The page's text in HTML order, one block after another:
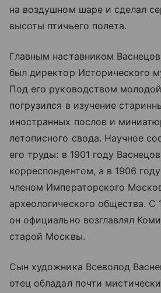
на воздушном шаре и сделал
высоты птичьего полета.
Главным наставником
был директор Исторического
Под его руководством
погрузился в изучение
иностранных послов и
летописного свода. Научное
его труды: в 1901 году
корреспондентом, а в 1906
членом Императорского
археологического общества. С
он официально возглавлял
старой Москвы.
Сын художника Всеволод
отец обладал почти